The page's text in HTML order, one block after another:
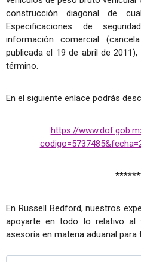
construcción diagonal de
Especificaciones de
información comercial
publicada el 19 de abril de
término.
En el siguiente enlace podrás
https://
En Russell Bedford, nuestros
apoyarte en todo lo relativo
asesoría en materia aduanal para